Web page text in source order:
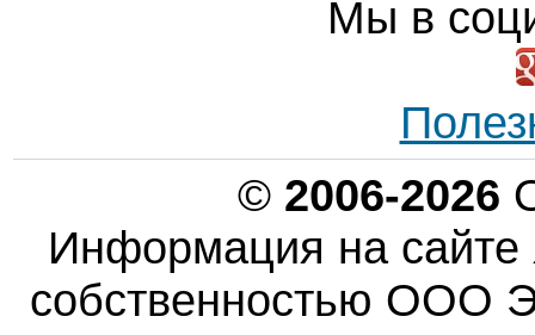
Мы в
© 2006-2026
Информация на сайте
собственностью ООО